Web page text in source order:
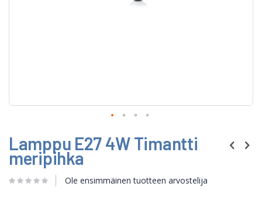
to
the
beginning
the
Lamppu E27 4W Timantti
meripihka
Ole ensimmäinen tuotteen arvostelija